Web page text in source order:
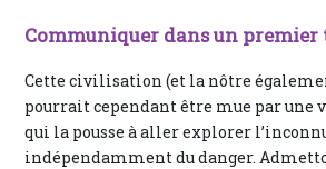
Communiquer dans un premier
Cette civilisation (et la nôtre
pourrait cependant être mue par une
qui la pousse à aller explorer
indépendamment du danger.